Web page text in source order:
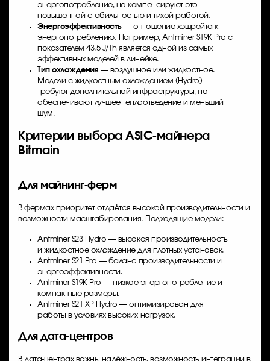
энергопотребление, но компенсируют это
повышенной стабильностью и тихой работой.
Энергоэффективность— отношение хэшрейта к
энергопотреблению. Например, Antminer S19K Pro с
показателем 43.5 J/Th является одной из самых
эффективных моделей в линейке.
Тип охлаждения — воздушное или жидкостное.
Модели с жидкостным охлаждением (Hydro)
требуют дополнительной инфраструктуры, но
обеспечивают лучшее теплоотведение и меньший
шум.
Критерии выбора ASIC-майнера
Bitmain
Для майнинг-ферм
В фермах приоритет отдаётся высокой производительности и
возможности масштабирования. Подходящие модели:
Antminer S23 Hydro — высокая производительность
и жидкостное охлаждение для плотных установок.
Antminer S21 Pro — баланс производительности и
энергоэффективности.
Antminer S19K Pro — низкое энергопотребление и
компактные размеры.
Antminer S21 XP Hydro — оптимизирован для
работы в условиях высоких нагрузок.
Для дата-центров
В дата-центрах важны надёжность, возможность интеграции в